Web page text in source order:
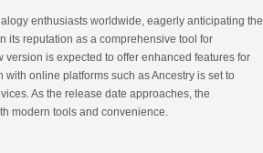
enthusiasts worldwide, eagerly anticipating the
its reputation as a comprehensive tool for
is expected to offer enhanced features for
online platforms such as Ancestry is set to
As the release date approaches, the
modern tools and convenience.